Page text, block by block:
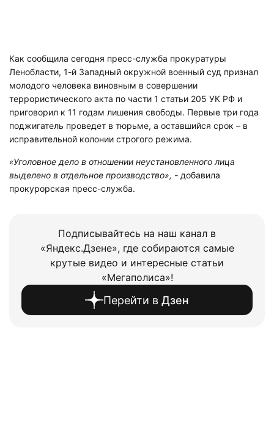
Как сообщила сегодня пресс-служба прокуратуры
Ленобласти, 1-й Западный окружной военный суд признал
молодого человека виновным в совершении
террористического акта по части 1 статьи 205 УК РФ и
приговорил к 11 годам лишения свободы. Первые три года
поджигатель проведет в тюрьме, а оставшийся срок – в
исправительной колонии строгого режима.
«Уголовное дело в отношении неустановленного лица
выделено в отдельное производство», - добавила
прокурорская пресс-служба.
Подписывайтесь на наш канал в
«Яндекс.Дзене», где собираются самые
крутые видео и интересные статьи
«Мегаполиса»!
Перейти в Дзен